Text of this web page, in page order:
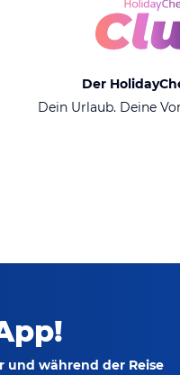
Der
Dein Urlaub. Deine
und während der Reise